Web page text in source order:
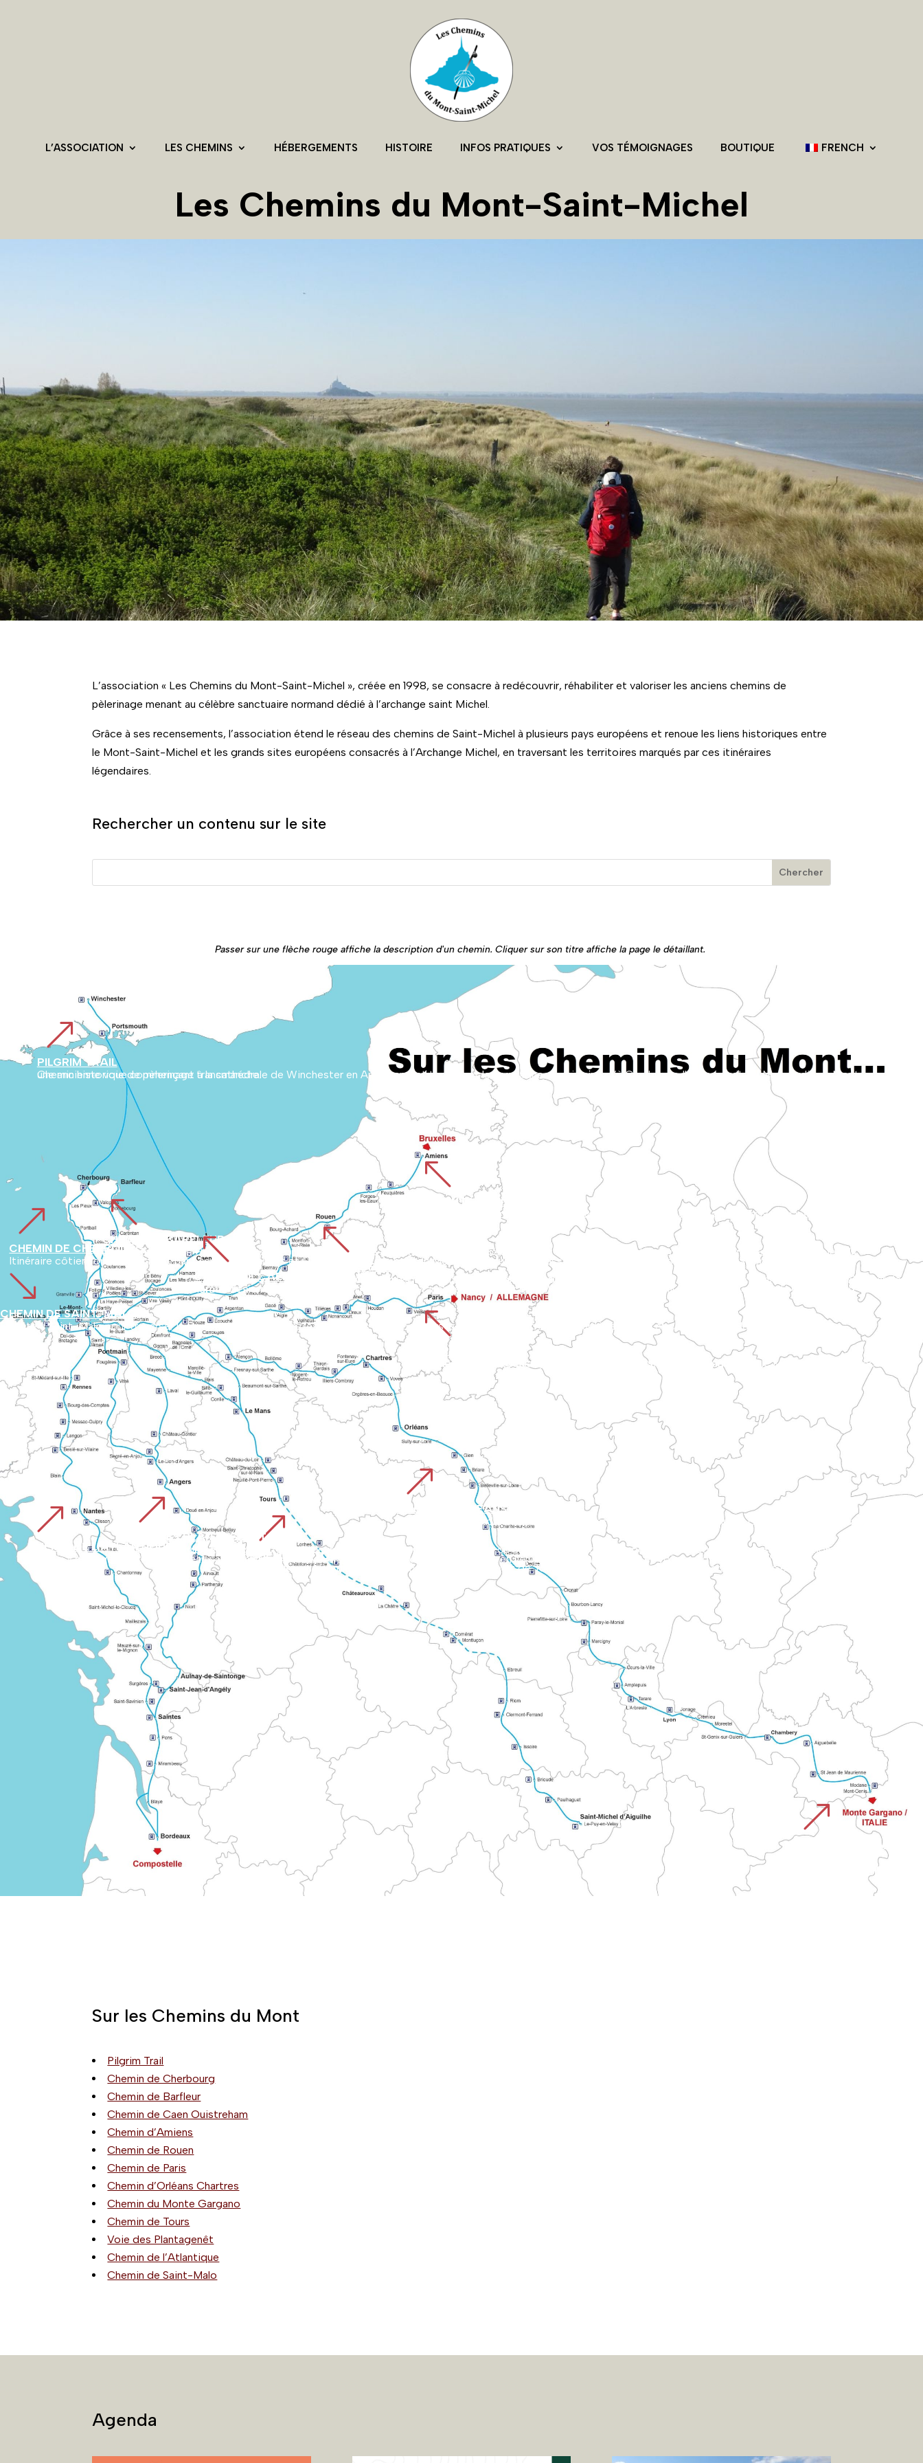
L’ASSOCIATION LES CHEMINS HÉBERGEMENTS HISTOIRE INFOS PRATIQUES VOS TÉMOIGNAGES BOUTIQUE FRENCH
Les Chemins du Mont-Saint-Michel
L’association « Les Chemins du Mont-Saint-Michel », créée en 1998, se consacre à redécouvrir, réhabiliter et valoriser les anciens chemins de
pèlerinage menant au célèbre sanctuaire normand dédié à l’archange saint Michel.
Grâce à ses recensements, l’association étend le réseau des chemins de Saint-Michel à plusieurs pays européens et renoue les liens historiques entre
le Mont-Saint-Michel et les grands sites européens consacrés à l’Archange Michel, en traversant les territoires marqués par ces itinéraires
légendaires.
Rechercher un contenu sur le site
Passer sur une flèche rouge affiche la description d'un chemin. Cliquer sur son titre affiche la page le détaillant.
&
PILGRIM TRAIL
Chemin historique commençant à la cathédrale de Winchester en Angleterre et traversant la campagne anglaise jusqu’à Cherbourg. Il relie ensuite la Normandie au Mont, marquant une ancienne voie de pèlerinage transmanche.
&
CHEMIN DE CHERBOURG
Itinéraire côtier normand passant par Lessay, Coutances et Granville jusqu’à la baie du Mont. Il offre une progression alternant paysages littoraux et patrimoine historique.
%
CHEMIN DE BARFLEUR
Débute au port de Barfleur pour s’enfoncer dans l’arrière-pays du Cotentin. Le parcours met en valeur sites naturels méconnus et richesses historiques du département.
%
CHEMIN DE CAEN OUISTREHAM
Parcourt l’ancienne voie romaine de Vieux à Avranches utilisée par les pèlerins depuis avant l’an Mil. Il relie les paysages du Calvados aux vallées normandes en direction du Mont.
%
CHEMIN D'AMIENS
Part de la cathédrale d’Amiens, inscrite au patrimoine mondial, pour traverser les plaines picardes. Il rejoint Rouen en traversant les vallons du pays de Bray.
%
CHEMIN DE ROUEN
S’étend à travers cinq départements normands de la cathédrale de Rouen au château de Falaise. Ce chemin relie grandes villes et campagnes variées avant d’atteindre les itinéraires vers le Mont.
%
CHEMIN DE PARIS
Part de la capitale pour rejoindre le réseau des chemins normands vers le Mont. Il combine sections urbaines puis rurales avant d’intégrer les grandes voies historiques.
&
CHEMIN D'ORLEANS CHARTRES
Relie la vallée de la Loire à la Normandie en passant par la cathédrale de Chartres. Ce trajet traverse Le Perche, les forêts ornaises et le Mortainais.
&
CHEMIN DU MONTE
Parcourt l’Italie depuis le sanctuaire de Monte Sant’Angelo jusqu’à la France. Il constitue l’un des plus longs chemins traditionnels de pèlerinage vers le Mont.
&
CHEMIN DE TOURS
Connu sous le nom de « Grand Chemin montois », part de Tours via Le Mans et Mayenne. L’itinéraire balisé s’étend dans les Alpes mancelles en direction du Mont.
&
VOIE DES PLANTAGENET
Itinéraire européen balisé qui relie plusieurs régions de France vers le Mont ou Saint-Jacques-de-Compostelle. Il illustre l’ancienne coopération entre réseaux historiques de pèlerinage.
&
CHEMIN DE L'ATLANTIQUE
Chemin « partagé » qui relie Bordeaux aux grands itinéraires vers le Mont ou Compostelle. Il met en lien territoires atlantiques et voies religieuses historiques.
'
CHEMIN DE SAINT-MALO
Débute à Saint-Malo pour traverser la Bretagne puis rejoindre les itinéraires normands vers le Mont. Il allie patrimoine maritime breton et chemins de pèlerinage.
Sur les Chemins du Mont
Pilgrim Trail
Chemin de Cherbourg
Chemin de Barfleur
Chemin de Caen Ouistreham
Chemin d’Amiens
Chemin de Rouen
Chemin de Paris
Chemin d’Orléans Chartres
Chemin du Monte Gargano
Chemin de Tours
Voie des Plantagenêt
Chemin de l’Atlantique
Chemin de Saint-Malo
Agenda